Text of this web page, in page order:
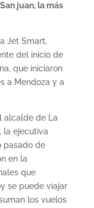
juan, la más
Jet Smart,
del inicio de
que iniciaron
a Mendoza y a
alcalde de La
la ejecutiva
pasado de
en la
que
se puede viajar
los vuelos